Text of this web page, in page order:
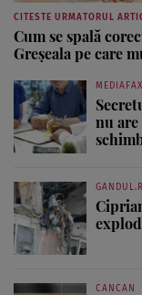
CITESTE URMATORUL
Cum se spală
Greșeala pe care
MEDIAFAX
nu
CANCAN